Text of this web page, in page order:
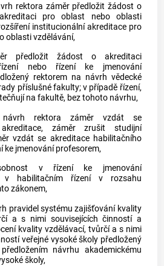
rektora záměr předložit žádost o
pro oblast nebo oblasti
institucionální akreditace pro
oblasti vzdělávání,
předložit žádost o akreditaci
nebo řízení ke jmenování
rektorem na návrh vědecké
příslušné fakulty; v případě řízení,
na fakultě, bez tohoto návrhu,
návrh rektora záměr vzdát se
akreditace, záměr zrušit studijní
vzdát se akreditace habilitačního
ke jmenování profesorem,
v řízení ke jmenování
v habilitačním řízení v rozsahu
zákonem,
pravidel systému zajišťování kvality
a s nimi souvisejících činností a
kvality vzdělávací, tvůrčí a s nimi
veřejné vysoké školy předložený
návrhu akademickému
školy,